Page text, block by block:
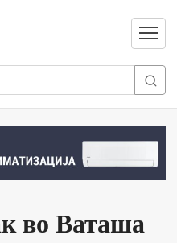
Отвори
мени
во Ваташа